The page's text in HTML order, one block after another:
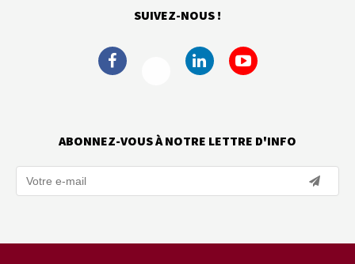
SUIVEZ-NOUS !
ABONNEZ-VOUS À NOTRE LETTRE D'INFO